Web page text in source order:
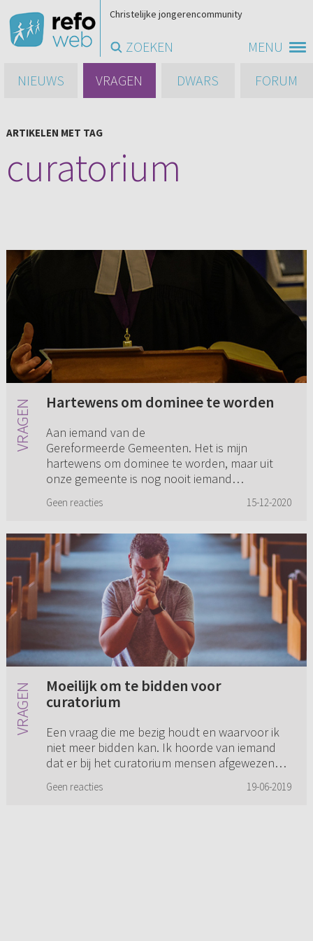
MENU
Christelijke jongerencommunity
ZOEKEN
NIEUWS
VRAGEN DWARS FORUM
ARTIKELEN MET TAG
curatorium
Hartewens om dominee te worden
Aan iemand van de
Gereformeerde Gemeenten. Het is mijn
hartewens om dominee te worden, maar uit
onze gemeente is nog nooit iemand
dat? Waarom alleen uit ‘zwar...
Geen reacties 15-12-2020
Moeilijk om te bidden voor
curatorium
Een vraag die me bezig houdt en waarvoor ik
niet meer bidden kan. Ik hoorde van iemand
dat er bij het curatorium mensen afgewezen
toegelaten worden, bijvoorbeel...
Geen reacties 19-06-2019